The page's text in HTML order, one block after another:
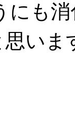
にも
いま